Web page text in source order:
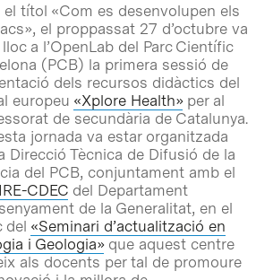
el títol «Com es desenvolupen els
el proppassat 27 d’octubre va
a l’OpenLab del Parc Científic
(PCB) la primera sessió de
dels recursos didàctics del
europeu «Xplore Health»per al
de secundària de Catalunya.
jornada va estar organitzada
Direcció Tècnica de Difusió de la
del PCB, conjuntament amb el
CDECdel Departament
de la Generalitat, en el
del «Seminari d’actualització en
i Geologia»que aquest centre
als docents per tal de promoure